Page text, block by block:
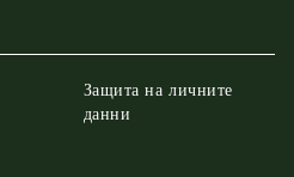
Защита на личните
данни